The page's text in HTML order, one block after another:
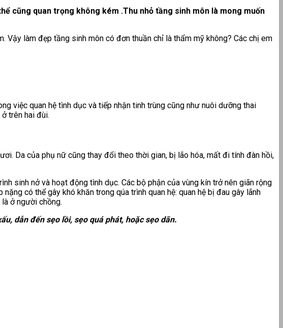
cũng quan trọng không kém .Thu nhỏ tầng sinh môn là mong muốn
làm đẹp tầng sinh môn có đơn thuần chỉ là thẩm mỹ không? Các chị em
việc quan hệ tình dục và tiếp nhận tinh trùng cũng như nuôi dưỡng thai
trên hai đùi.
Da của phụ nữ cũng thay đổi theo thời gian, bị lão hóa, mất đi tính đàn hồi,
sinh nở và hoạt động tình dục. Các bộ phận của vùng kín trở nên giãn rộng
có thể gây khó khăn trong qúa trình quan hệ: quan hệ bị đau gây lãnh
ở người chồng.
dẫn đến sẹo lồi, sẹo quá phát, hoặc sẹo dãn.